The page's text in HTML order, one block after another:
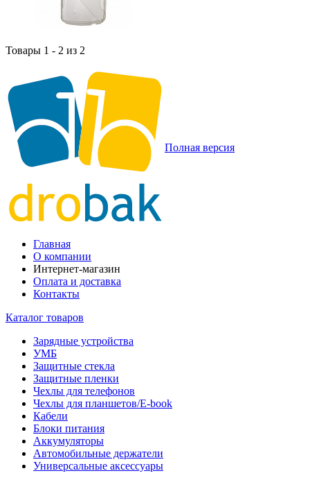
Товары 1 - 2 из 2
Полная версия
Главная
О компании
Интернет-магазин
Оплата и доставка
Контакты
Каталог товаров
Зарядные устройства
УМБ
Защитные стекла
Защитные пленки
Чехлы для телефонов
Чехлы для планшетов/E-book
Кабели
Блоки питания
Аккумуляторы
Автомобильные держатели
Универсальные аксессуары